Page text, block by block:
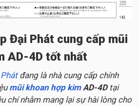
Đại Phát cung cấp mũi
AD-4D tốt nhất
đang là nhà cung cấp chính
mũi khoan hợp kimAD-4D tại
chí nhằm mang lại sự hài lòng cho